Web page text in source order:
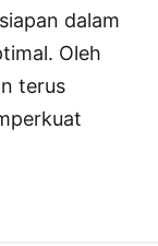
dalam
Oleh
terus